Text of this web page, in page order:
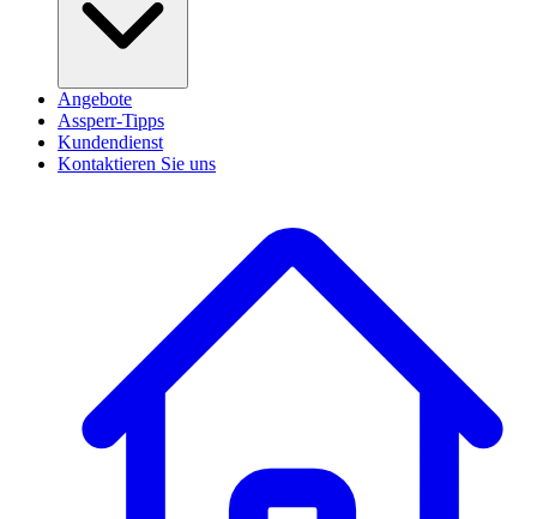
Angebote
Assperr-Tipps
Kundendienst
Kontaktieren Sie uns